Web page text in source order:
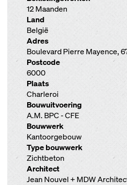
12 Maanden
Land
België
Adres
Boulevard Pierre Mayence,
Postcode
6000
Plaats
Charleroi
Bouwuitvoering
A.M. BPC - CFE
Bouwwerk
Kantoorgebouw
Type bouwwerk
Zichtbeton
Architect
Jean Nouvel + MDW